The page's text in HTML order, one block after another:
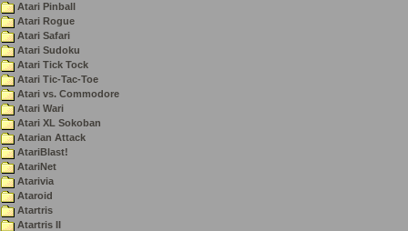
Atari Pinball
Atari Rogue
Atari Safari
Atari Sudoku
Atari Tick Tock
Atari Tic-Tac-Toe
Atari vs. Commodore
Atari Wari
Atari XL Sokoban
Atarian Attack
AtariBlast!
AtariNet
Atarivia
Ataroid
Atartris
Atartris II